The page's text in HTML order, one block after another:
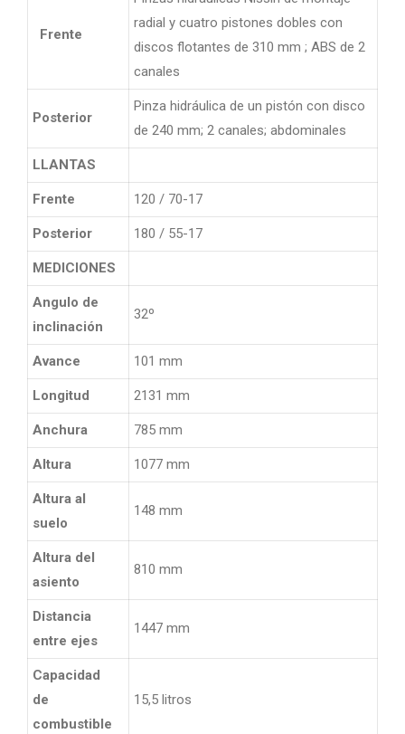
Frente
radial y cuatro pistones dobles con
discos flotantes de 310 mm ; ABS de 2
canales
Posterior
Pinza hidráulica de un pistón con disco
de 240 mm; 2 canales; abdominales
LLANTAS
Frente 120 / 70-17
Posterior 180 / 55-17
MEDICIONES
Angulo de
inclinación
32º
Avance 101 mm
Longitud 2131 mm
Anchura 785 mm
Altura 1077 mm
Altura al
suelo
148 mm
Altura del
asiento
810 mm
Distancia
entre ejes
1447 mm
Capacidad
de
combustible
15,5 litros